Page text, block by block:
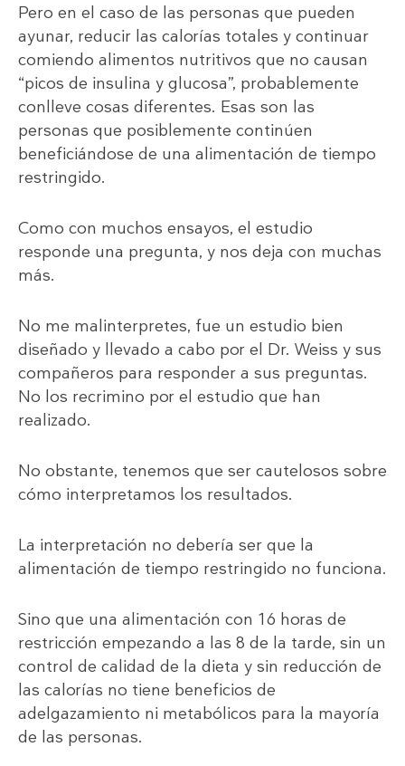
Pero en el caso de las personas que pueden
ayunar, reducir las calorías totales y continuar
comiendo alimentos nutritivos que no causan
“picos de insulina y glucosa”, probablemente
conlleve cosas diferentes. Esas son las
personas que posiblemente continúen
beneficiándose de una alimentación de tiempo
restringido.
Como con muchos ensayos, el estudio
responde una pregunta, y nos deja con muchas
más.
No me malinterpretes, fue un estudio bien
diseñado y llevado a cabo por el Dr. Weiss y sus
compañeros para responder a sus preguntas.
No los recrimino por el estudio que han
realizado.
No obstante, tenemos que ser cautelosos sobre
cómo interpretamos los resultados.
La interpretación no debería ser que la
alimentación de tiempo restringido no funciona.
Sino que una alimentación con 16 horas de
restricción empezando a las 8 de la tarde, sin un
control de calidad de la dieta y sin reducción de
las calorías no tiene beneficios de
adelgazamiento ni metabólicos para la mayoría
de las personas.